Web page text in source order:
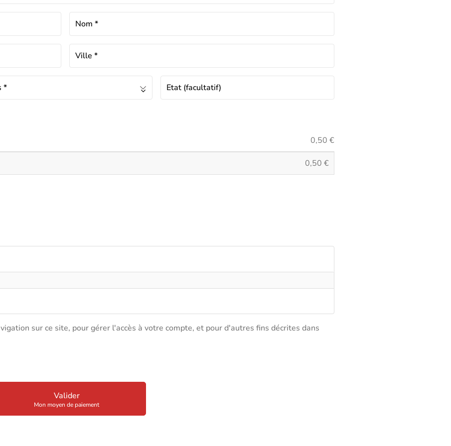
Nom *
Ville *
* Etat (facultatif)
0,50 €
0,50 €
sur ce site, pour gérer l'accès à votre compte, et pour d'autres fins décrites dans
Valider